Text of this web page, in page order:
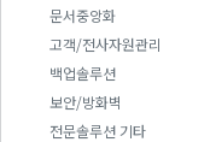
문서중앙화
고객/전사자원관리
백업솔루션
보안/방화벽
전문솔루션 기타